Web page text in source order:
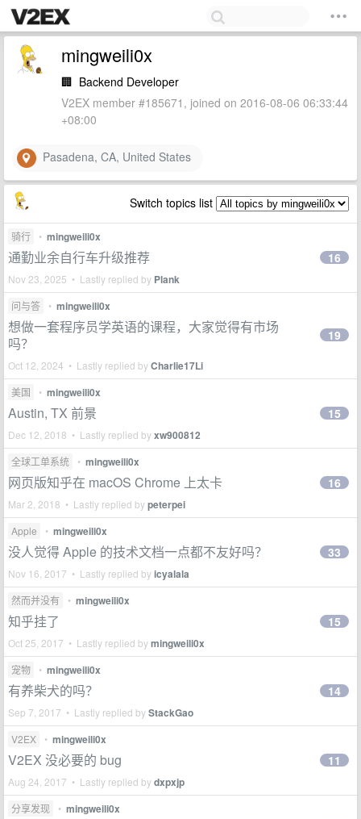
mingweili0x
🏢 Backend Developer
V2EX member #185671, joined on 2016-08-06 06:33:44
+08:00
Pasadena, CA, United States
Switch topics list
骑行 • mingweili0x
通勤业余自行车升级推荐
Nov 23, 2025 • Lastly replied by Plank
16
问与答 • mingweili0x
想做一套程序员学英语的课程，大家觉得有市场
吗？
Oct 12, 2024 • Lastly replied byCharlie17Li
19
美国 • mingweili0x
Austin, TX 前景
Dec 12, 2018 • Lastly replied byxw900812
15
全球工单系统 • mingweili0x
网页版知乎在 macOS Chrome 上太卡
Mar 2, 2018 • Lastly replied bypeterpei
16
Apple • mingweili0x
没人觉得 Apple 的技术文档一点都不友好吗？
Nov 16, 2017 • Lastly replied byicyalala
33
然而并没有 • mingweili0x
知乎挂了
Oct 25, 2017 • Lastly replied bymingweili0x
15
宠物 • mingweili0x
有养柴犬的吗？
Sep 7, 2017 • Lastly replied byStackGao
14
V2EX • mingweili0x
V2EX 没必要的 bug
Aug 24, 2017 • Lastly replied bydxpxjp
11
分享发现 • mingweili0x